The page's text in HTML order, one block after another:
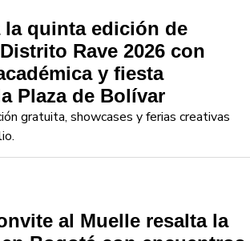
la quinta edición de
Rave 2026 con
y fiesta
Plaza de Bolívar
gratuita, showcases y ferias creativas
al Muelle resalta la